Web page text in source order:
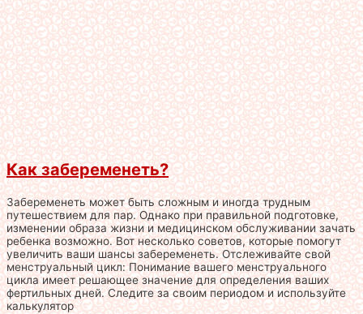
Как забеременеть?
Забеременеть может быть сложным и иногда трудным
путешествием для пар. Однако при правильной подготовке,
изменении образа жизни и медицинском обслуживании зачать
ребенка возможно. Вот несколько советов, которые помогут
увеличить ваши шансы забеременеть. Отслеживайте свой
менструальный цикл: Понимание вашего менструального
цикла имеет решающее значение для определения ваших
фертильных дней. Следите за своим периодом и используйте
калькулятор